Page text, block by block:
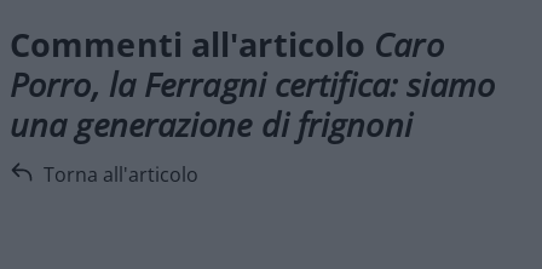
Commenti all'articolo Caro
Porro, la Ferragni certifica: siamo
una generazione di frignoni
Torna all'articolo